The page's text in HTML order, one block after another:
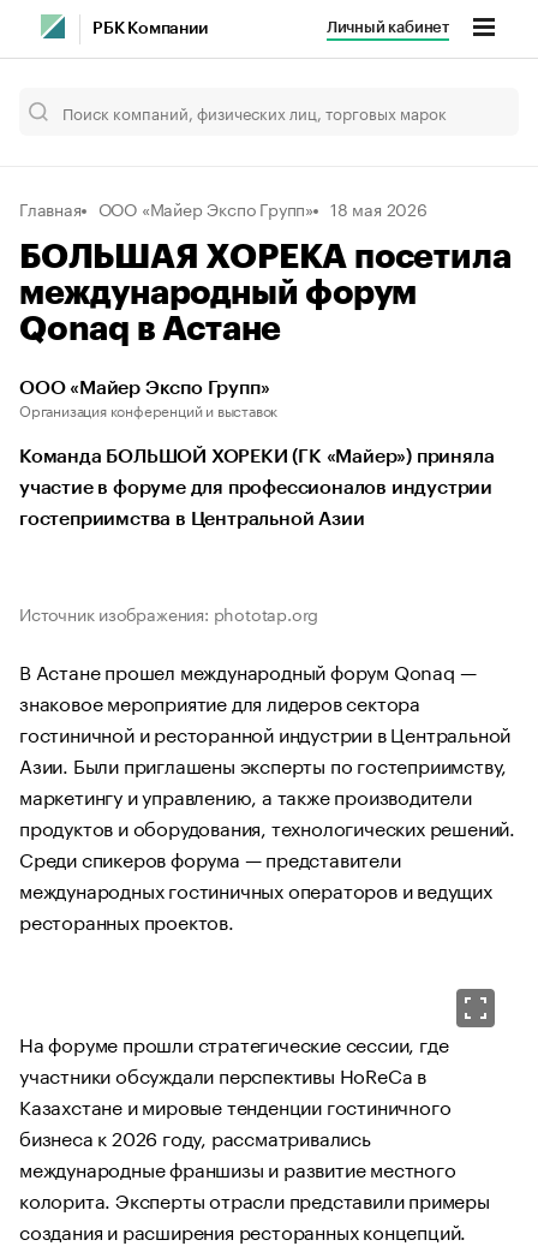
РБК Компании Личный кабинет
Главная ООО «Майер Экспо Групп» 18 мая 2026
БОЛЬШАЯ ХОРЕКА посетила
международный форум
Qonaq в Астане
ООО «Майер Экспо Групп»
Организация конференций и выставок
Команда БОЛЬШОЙ ХОРЕКИ (ГК «Майер») приняла
участие в форуме для профессионалов индустрии
гостеприимства в Центральной Азии
Источник изображения: phototap.org
В Астане прошел международный форум Qonaq —
знаковое мероприятие для лидеров сектора
гостиничной и ресторанной индустрии в Центральной
Азии. Были приглашены эксперты по гостеприимству,
маркетингу и управлению, а также производители
продуктов и оборудования, технологических решений.
Среди спикеров форума — представители
международных гостиничных операторов и ведущих
ресторанных проектов.
На форуме прошли стратегические сессии, где
участники обсуждали перспективы HoReCa в
Казахстане и мировые тенденции гостиничного
бизнеса к 2026 году, рассматривались
международные франшизы и развитие местного
колорита. Эксперты отрасли представили примеры
создания и расширения ресторанных концепций.